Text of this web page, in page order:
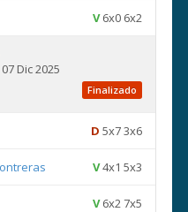
V6x0 6x2
Dic 2025
Finalizado
D 5x7 3x6
V4x1 5x3
V6x2 7x5